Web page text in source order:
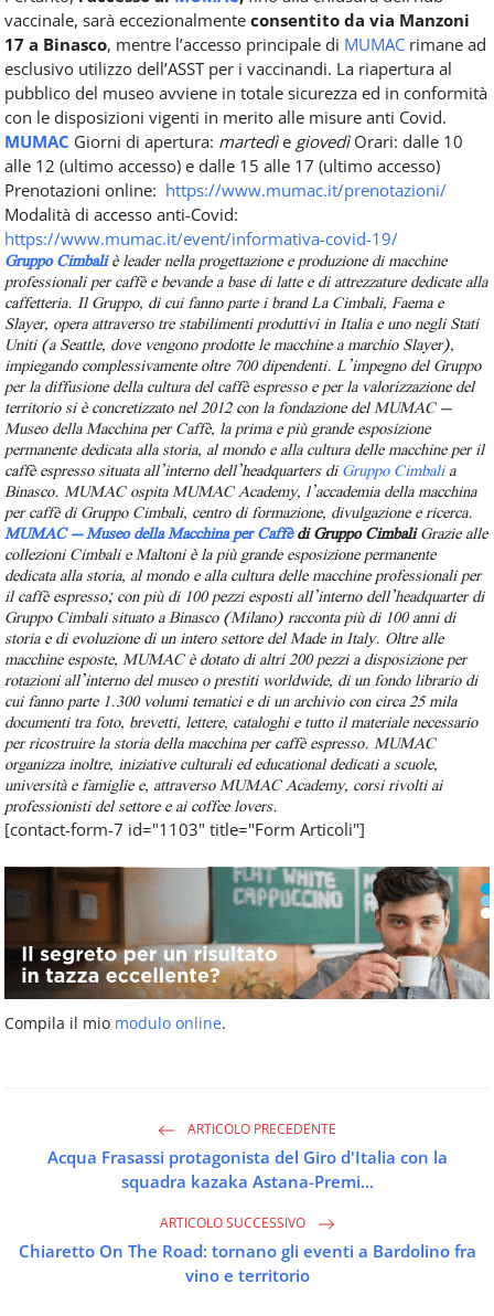
vaccinale, sarà eccezionalmente consentito da via Manzoni
17 a Binasco, mentre l’accesso principale di MUMAC rimane ad
esclusivo utilizzo dell’ASST per i vaccinandi. La riapertura al
pubblico del museo avviene in totale sicurezza ed in conformità
con le disposizioni vigenti in merito alle misure anti Covid.
MUMAC Giorni di apertura: martedìe giovedì Orari: dalle 10
alle 12 (ultimo accesso) e dalle 15 alle 17 (ultimo accesso)
Prenotazioni online: https://www.mumac.it/prenotazioni/
Modalità di accesso anti-Covid:
https://www.mumac.it/event/informativa-covid-19/
Gruppo Cimbaliè leader nella progettazione e produzione di macchine
professionali per caffè e bevande a base di latte e di attrezzature dedicate alla
caffetteria. Il Gruppo, di cui fanno parte i brand La Cimbali, Faema e
Slayer, opera attraverso tre stabilimenti produttivi in Italia e uno negli Stati
Uniti (a Seattle, dove vengono prodotte le macchine a marchio Slayer),
impiegando complessivamente oltre 700 dipendenti.L’impegno del Gruppo
per la diffusione della cultura del caffè espresso e per la valorizzazione del
territorio si è concretizzato nel 2012 con la fondazione del MUMAC –
Museo della Macchina per Caffè, la prima e più grande esposizione
permanente dedicata alla storia, al mondo e alla cultura delle macchine per il
caffè espresso situata all’interno dell’headquarters diGruppo Cimbalia
Binasco. MUMAC ospita MUMAC Academy, l’accademia della macchina
per caffè di Gruppo Cimbali, centro di formazione, divulgazione e ricerca.
MUMAC – Museo della Macchina per Caffèdi Gruppo CimbaliGrazie alle
collezioni Cimbali e Maltoni è la più grande esposizione permanente
dedicata alla storia, al mondo e alla cultura delle macchine professionali per
il caffè espresso; con più di 100 pezzi esposti all’interno dell’headquarter di
Gruppo Cimbali situato a Binasco (Milano) racconta più di 100 anni di
storia e di evoluzione di un intero settore del Made in Italy.Oltre alle
macchine esposte, MUMAC è dotato di altri 200 pezzi a disposizione per
rotazioni all’interno del museo o prestiti worldwide, di un fondo librario di
cui fanno parte 1.300 volumi tematici e di un archivio con circa 25 mila
documenti tra foto, brevetti, lettere, cataloghi e tutto il materiale necessario
per ricostruire la storia della macchina per caffè espresso. MUMAC
organizza inoltre, iniziative culturali ed educational dedicati a scuole,
università e famiglie e, attraverso MUMAC Academy, corsi rivolti ai
professionisti del settore e ai coffee lovers.
[contact-form-7 id="1103" title="Form Articoli"]
Compila il mio modulo online.
ARTICOLO PRECEDENTE
Acqua Frasassi protagonista del Giro d'Italia con la
squadra kazaka Astana-Premi...
ARTICOLO SUCCESSIVO
Chiaretto On The Road: tornano gli eventi a Bardolino fra
vino e territorio